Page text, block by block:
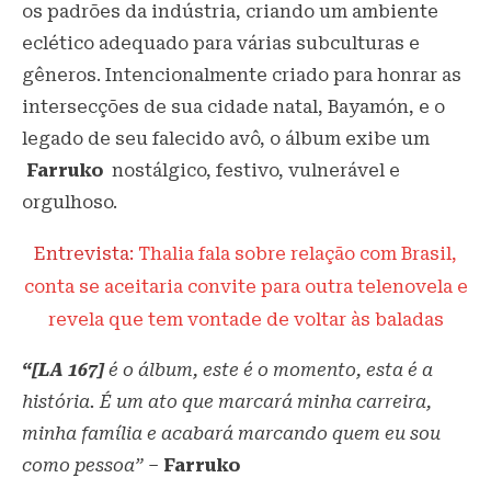
os padrões da indústria, criando um ambiente
eclético adequado para várias subculturas e
gêneros. Intencionalmente criado para honrar as
intersecções de sua cidade natal, Bayamón, e o
legado de seu falecido avô, o álbum exibe um
Farruko nostálgico, festivo, vulnerável e
orgulhoso.
Entrevista: Thalia fala sobre relação com Brasil,
conta se aceitaria convite para outra telenovela e
revela que tem vontade de voltar às baladas
“[LA 167]é o álbum, este é o momento, esta é a
história. É um ato que marcará minha carreira,
minha família e acabará marcando quem eu sou
como pessoa” – Farruko